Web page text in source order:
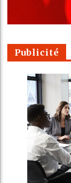
Publicité